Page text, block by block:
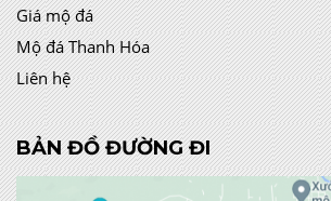
Giá mộ đá
Mộ đá Thanh Hóa
Liên hệ
BẢN ĐỒ ĐƯỜNG ĐI